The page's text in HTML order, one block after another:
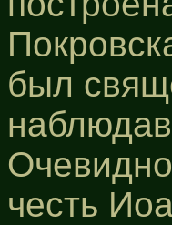
был
честь